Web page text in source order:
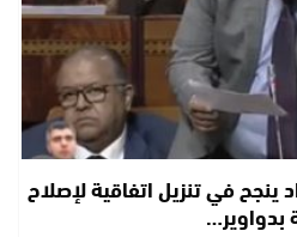
ينجح في تنزيل اتفاقية لإصلاح
بدواوير…